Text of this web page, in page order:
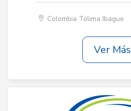
Colombia Tolima Ibague
Ver Más